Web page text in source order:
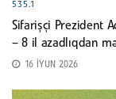
535.1
Sifarişçi Prezident
– 8 il azadlıqdan
16 İYUN 2026